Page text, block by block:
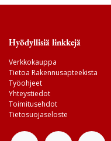
Hyödyllisiä linkkejä
Verkkokauppa
Tietoa Rakennusapteekista
Työohjeet
Yhteystiedot
Toimitusehdot
Tietosuojaseloste